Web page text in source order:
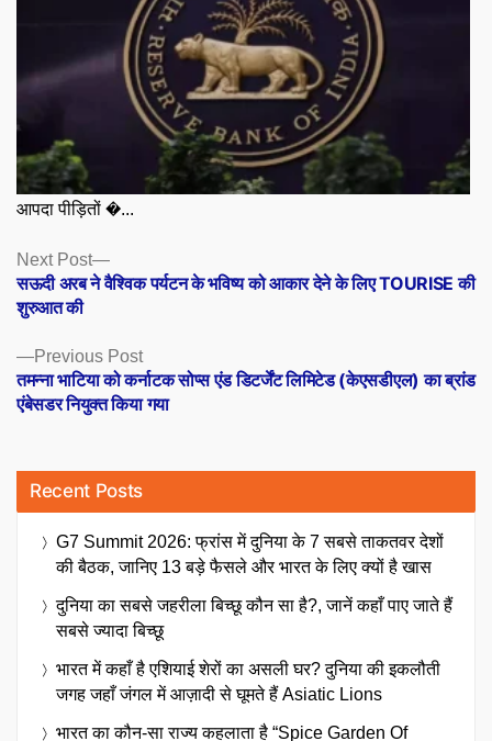
आपदा पीड़ितों �...
Posts
navigation
Previous PostPrevious
post:
तमन्ना भाटिया को कर्नाटक सोप्स एंड डिटर्जेंट लिमिटेड (केएसडीएल) का ब्रांड
एंबेसडर नियुक्त किया गया
Next Post
Next
post:
सऊदी अरब ने वैश्विक पर्यटन के भविष्य को आकार देने के लिए TOURISE की
शुरुआत की
Recent Posts
G7 Summit 2026: फ्रांस में दुनिया के 7 सबसे ताकतवर देशों
की बैठक, जानिए 13 बड़े फैसले और भारत के लिए क्यों है खास
दुनिया का सबसे जहरीला बिच्छू कौन सा है?, जानें कहाँ पाए जाते हैं
सबसे ज्यादा बिच्छू
भारत में कहाँ है एशियाई शेरों का असली घर? दुनिया की इकलौती
जगह जहाँ जंगल में आज़ादी से घूमते हैं Asiatic Lions
भारत का कौन-सा राज्य कहलाता है “Spice Garden Of